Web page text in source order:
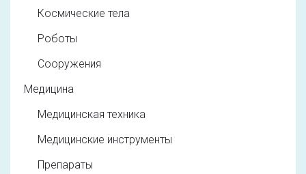
Космические тела
Роботы
Сооружения
Медицина
Медицинская техника
Медицинские инструменты
Препараты